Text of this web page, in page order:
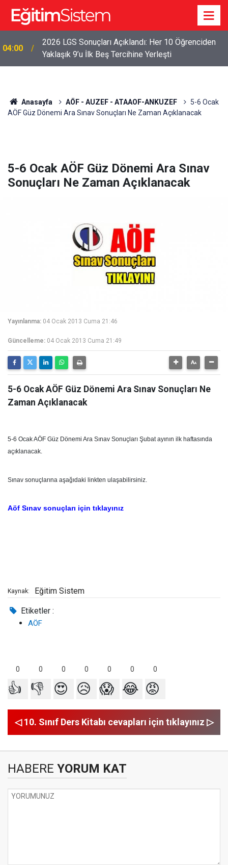
04:00
2026 LGS Sonuçları Açıklandı: Her 10 Öğrenciden
Yaklaşık 9’u İlk Beş Tercihine Yerleşti
Anasayfa AÖF - AUZEF - ATAAOF-ANKUZEF
5-6 Ocak
AÖF Güz Dönemi Ara Sınav Sonuçları Ne Zaman Açıklanacak
5-6 Ocak AÖF Güz Dönemi Ara Sınav
Sonuçları Ne Zaman Açıklanacak
Yayınlanma: 04 Ocak 2013 Cuma 21:46
Güncelleme: 04 Ocak 2013 Cuma 21:49
5-6 Ocak AÖF Güz Dönemi Ara Sınav Sonuçları Ne
Zaman Açıklanacak
5-6 Ocak AÖF Güz Dönemi Ara Sınav Sonuçları Şubat ayının ilk haftasında
açıklanacak.
Sınav sonuçlarına aşağıdaki linkten ulaşabilirsiniz.
Aöf Sınav sonuçları için tıklayınız
Kaynak: Eğitim Sistem
Etiketler :
AÖF
0 0 0 0 0 0 0
👍 👎 😍 😥 😱 😂 😡
◁ 10. Sınıf Ders Kitabı cevapları için tıklayınız ▷
HABERE YORUM KAT